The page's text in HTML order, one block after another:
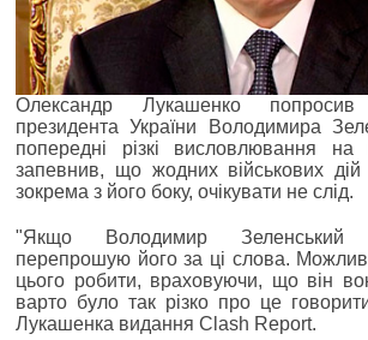
Олександр Лукашенко
президента України Володимира
попередні різкі висловлювання
запевнив, що жодних військових дій
зокрема з його боку, очікувати не слід.
"Якщо Володимир Зеленський
перепрошую його за ці слова.
цього робити, враховуючи, що він
варто було так різко про це
Лукашенка видання Clash Report.